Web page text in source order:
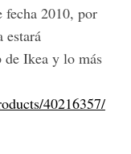
2010, por
estará
de Ikea y lo más
40216357/